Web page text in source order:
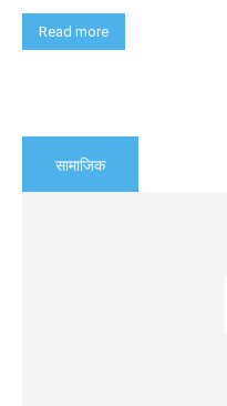
Read more
सामाजिक